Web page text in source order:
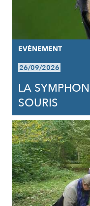
EVÈNEMENT
26/09/2026
LA
SOURIS